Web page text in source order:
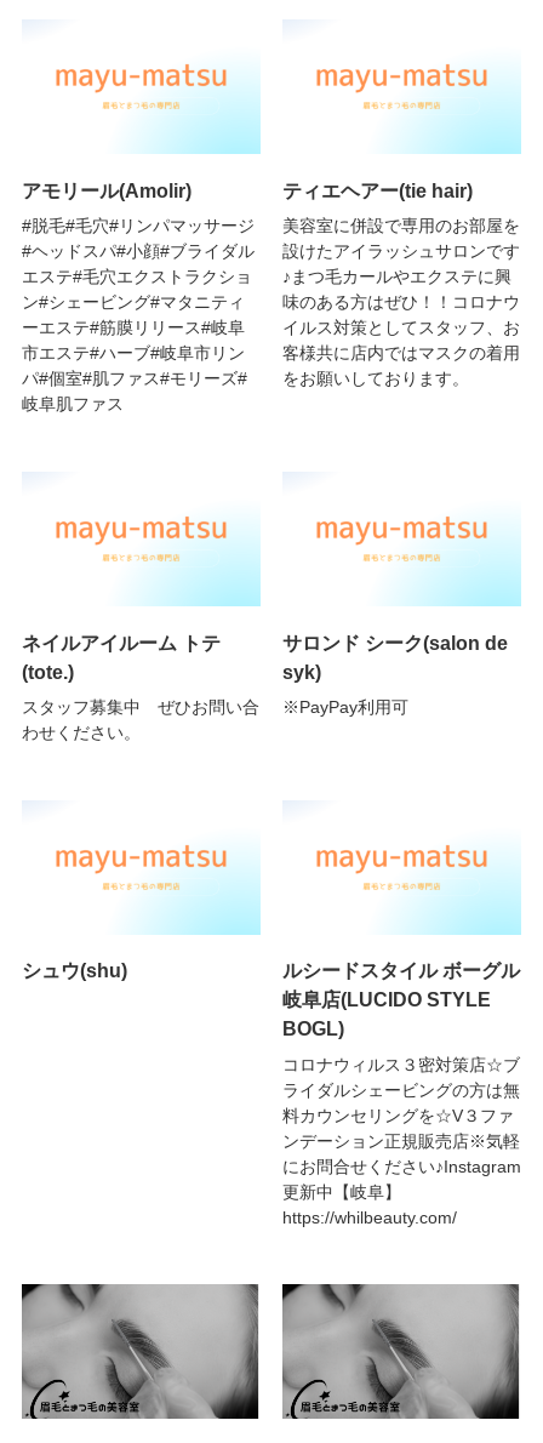
アモリール(Amolir)
#脱毛#毛穴#リンパマッサージ
#ヘッドスパ#小顔#ブライダル
エステ#毛穴エクストラクショ
ン#シェービング#マタニティ
ーエステ#筋膜リリース#岐阜
市エステ#ハーブ#岐阜市リン
パ#個室#肌ファス#モリーズ#
岐阜肌ファス
ティエヘアー(tie hair)
美容室に併設で専用のお部屋を
設けたアイラッシュサロンです
♪まつ毛カールやエクステに興
味のある方はぜひ！！コロナウ
イルス対策としてスタッフ、お
客様共に店内ではマスクの着用
をお願いしております。
ネイルアイルーム トテ
(tote.)
スタッフ募集中 ぜひお問い合
わせください。
サロンド シーク(salon de
syk)
※PayPay利用可
シュウ(shu)
ルシードスタイル ボーグル
岐阜店(LUCIDO STYLE
BOGL)
コロナウィルス３密対策店☆ブ
ライダルシェービングの方は無
料カウンセリングを☆V３ファ
ンデーション正規販売店※気軽
にお問合せください♪Instagram
更新中【岐阜】
https://whilbeauty.com/